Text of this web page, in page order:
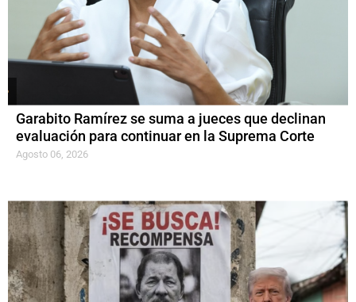
Garabito Ramírez se suma a jueces que declinan
evaluación para continuar en la Suprema Corte
Agosto 06, 2026